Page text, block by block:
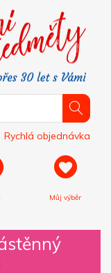
Rychlá objednávka
Můj výběr